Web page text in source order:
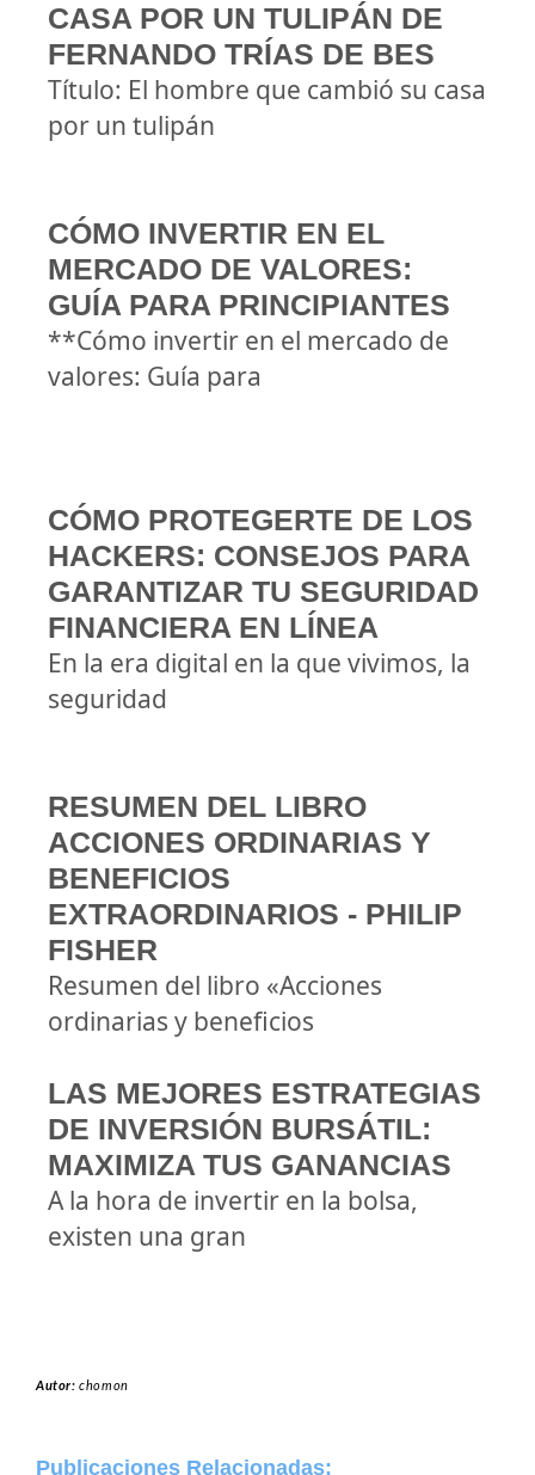
CASA POR UN TULIPÁN DE
FERNANDO TRÍAS DE BES
Título: El hombre que cambió su casa
por un tulipán
CÓMO INVERTIR EN EL
MERCADO DE VALORES:
GUÍA PARA PRINCIPIANTES
**Cómo invertir en el mercado de
valores: Guía para
CÓMO PROTEGERTE DE LOS
HACKERS: CONSEJOS PARA
GARANTIZAR TU SEGURIDAD
FINANCIERA EN LÍNEA
En la era digital en la que vivimos, la
seguridad
RESUMEN DEL LIBRO
ACCIONES ORDINARIAS Y
BENEFICIOS
EXTRAORDINARIOS - PHILIP
FISHER
Resumen del libro «Acciones
ordinarias y beneficios
LAS MEJORES ESTRATEGIAS
DE INVERSIÓN BURSÁTIL:
MAXIMIZA TUS GANANCIAS
A la hora de invertir en la bolsa,
existen una gran
Autor:chomon
Publicaciones Relacionadas: